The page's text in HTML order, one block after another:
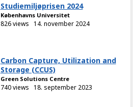
Studiemiljøprisen 2024
Københavns Universitet
826 views 14. november 2024
Carbon Capture, Utilization and
Storage (CCUS)
Green Solutions Centre
740 views 18. september 2023